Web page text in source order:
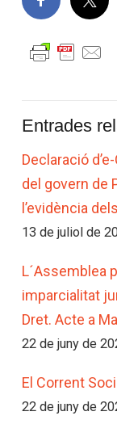
Entrades
Declaració
del govern de
l’evidència
13 de juliol de
L´Assemblea
imparcialitat
Dret. Acte a
22 de juny de
El Corrent
22 de juny de